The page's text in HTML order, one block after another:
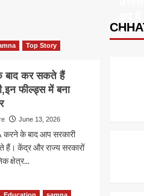
Top Story
बाद कर सकते हैं
फील्ड्स में बना
June 13, 2026
के बाद आप सरकारी
हैं। केंद्र और राज्य सरकारों
क्षेत्र...